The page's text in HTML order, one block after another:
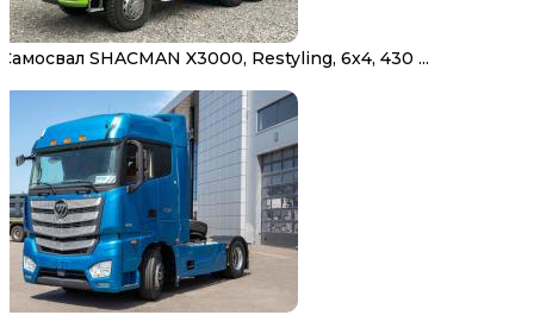
Самосвал SHACMAN X3000, Restyling, 6х4, 430 ...